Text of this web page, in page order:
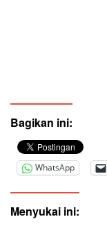
Bagikan ini:
WhatsApp
Menyukai ini: